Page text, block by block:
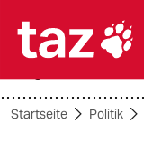

Startseite Politik